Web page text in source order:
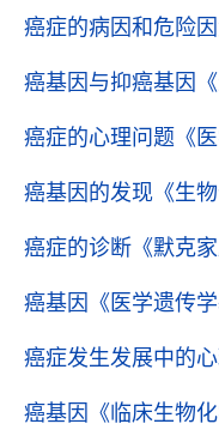
癌症的病因和危险
癌基因与抑癌基因
癌症的心理问题 《
癌基因的发现 《生
癌症的诊断 《默克
癌基因 《医学遗传
癌症发生发展中的
癌基因 《临床生物化